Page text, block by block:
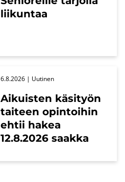
lii­kun­taa
Ai­kuis­ten kä­si­työn
tai­teen opin­toi­hin
ehtii hakea
12.8.2026 saak­ka
6.8.2026 | Uu­ti­nen